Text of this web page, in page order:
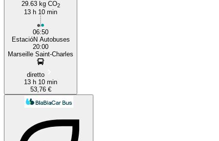
29.63 kg CO2
13 h 10 min
06:50
EstacióN Autobuses
20:00
Marseille Saint-Charles
diretto
13 h 10 min
53,76 €